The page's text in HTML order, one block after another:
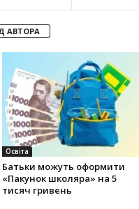
АВТОРА
Освіта
Батьки можуть оформити
«Пакунок школяра» на 5
тисяч гривень